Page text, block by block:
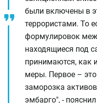
были включены в
террористами. То
формулировок
находящиеся под
принимаются, как
меры. Первое –
заморозка
эмбарго", -